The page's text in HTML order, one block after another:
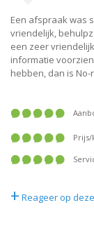
Een afspraak was
vriendelijk,
een zeer
informatie
hebben, dan is
+ Reageer op